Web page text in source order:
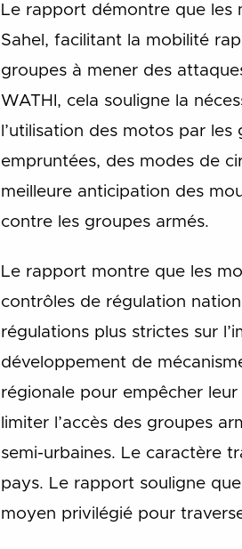
Le rapport démontre que les
Sahel, facilitant la mobilité
groupes à mener des
WATHI, cela souligne la
l’utilisation des motos par
empruntées, des modes de
meilleure anticipation des
contre les groupes armés.
Le rapport montre que les
contrôles de régulation
régulations plus strictes sur
développement de
régionale pour empêcher
limiter l’accès des groupes
semi-urbaines. Le caractère
pays. Le rapport souligne
moyen privilégié pour